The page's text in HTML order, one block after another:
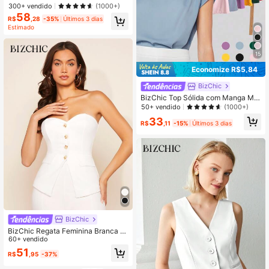
MPADA RETA
300+ vendido (1000+)
R$58,28 -35% Últimos 3 dias
Estimado
BizChic
BizChic Regata Feminina Branca El
egante para Festa de Verão à Noite,
Cor Sólida, Botões Metálicos Contr
astantes na Frente, Ajustada, Básic
60+ vendido
R$51 ,95 -37%
15
Economize R$5,84
BizChic
BizChic Top Sólida com Manga Mor
cego Assimétrica Feminina, Top Plis
sada Elegante, Parte Superior Casu
al de Escritório da Moda
50+ vendido (1000+)
R$33 ,11 -15% Últimos 3 dias